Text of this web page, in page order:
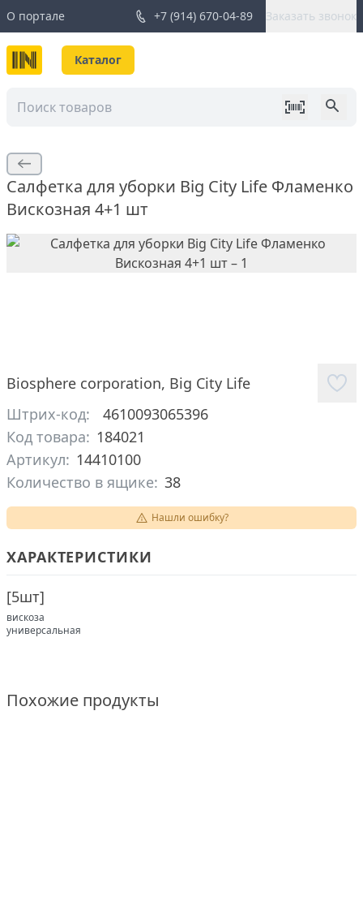
О портале +7 (914) 670-04-89 Заказать звонок
Каталог
Салфетка для уборки Big City Life Фламенко
Вискозная 4+1 шт
Biosphere corporation, Big City Life
Штрих-код:
4610093065396
Код товара: 184021
Артикул: 14410100
Количество в ящике: 38
Нашли ошибку?
ХАРАКТЕРИСТИКИ
[5шт]
вискоза
универсальная
Похожие продукты